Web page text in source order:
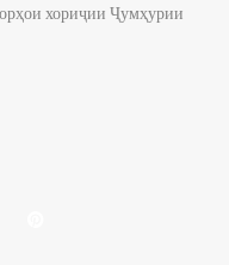
хориҷии Ҷумҳурии